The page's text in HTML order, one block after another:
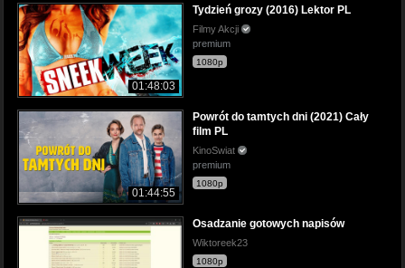
01:48:03
Tydzień grozy (2016) Lektor PL
Filmy Akcji
premium
1080p
01:44:55
Powrót do tamtych dni (2021) Cały
film PL
KinoSwiat
premium
1080p
Osadzanie gotowych napisów
Wiktoreek23
1080p